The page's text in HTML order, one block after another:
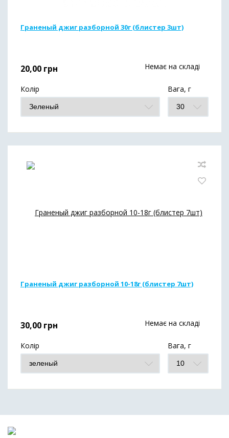
Граненый джиг разборной 30г (блистер 3шт)
20,00 грн Немає на складі
Колір Вага, г
Граненый джиг разборной 10-18г (блистер 7шт)
30,00 грн Немає на складі
Колір Вага, г